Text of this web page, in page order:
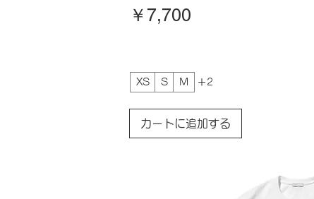
価格
￥7,700
XS S M ＋2
カートに追加する